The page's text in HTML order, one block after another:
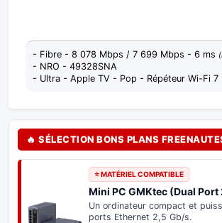
- Fibre - 8 078 Mbps / 7 699 Mbps - 6 ms
- NRO - 49328SNA
- Ultra - Apple TV - Pop - Répéteur Wi-Fi 7
🔥 SÉLECTION BONS PLANS
⭐ MATÉRIEL COMPATIBLE
Mini PC GMKtec (Dual Port
Un ordinateur compact et
ports Ethernet 2,5 Gb/s.